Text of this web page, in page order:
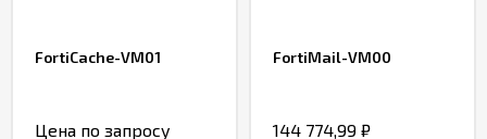
FortiCache-VM01
Цена по запросу
FortiMail-VM00
144 774,99 ₽